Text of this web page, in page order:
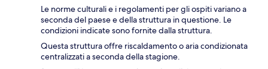
Le norme culturali e i regolamenti per gli ospiti variano a
seconda del paese e della struttura in questione. Le
condizioni indicate sono fornite dalla struttura.
Questa struttura offre riscaldamento o aria condizionata
centralizzati a seconda della stagione.